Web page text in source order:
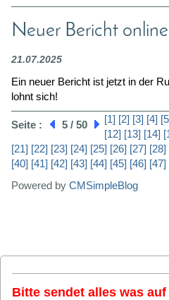
Neuer Bericht online
21.07.2025
Ein neuer Bericht ist jetzt in der
lohnt sich!
Seite : 5 / 50 [1] [2] [3] [4]
[12] [13] [14]
[21] [22] [23] [24] [25] [26] [27] [28]
[40] [41] [42] [43] [44] [45] [46] [47]
Powered by CMSimpleBlog
Bitte sendet alles was